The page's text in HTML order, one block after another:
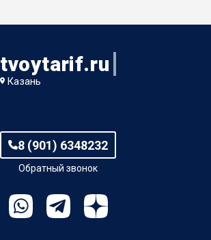
tvoytarif.ru
Казань
8 (901) 6348232
Обратный звонок